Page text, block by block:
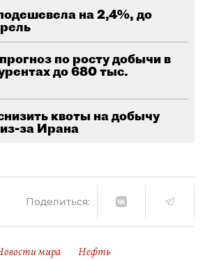
на 2,4%, до
по росту добычи в
до 680 тыс.
квоты на добычу
за Ирана
Поделиться:
мира
Нефть